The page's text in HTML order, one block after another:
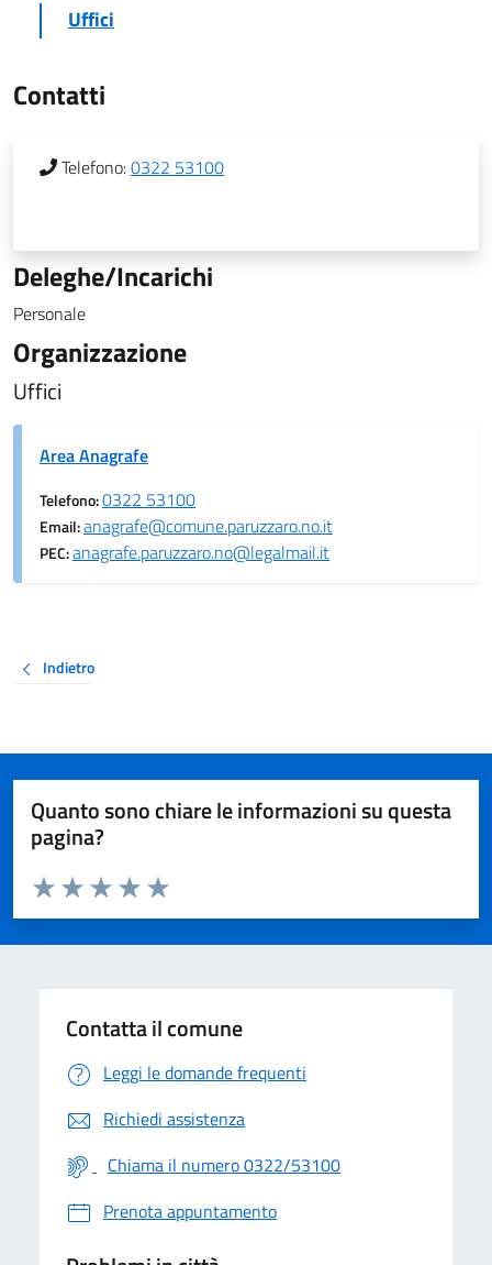
Uffici
Contatti
Telefono:0322 53100
Deleghe/Incarichi
Personale
Organizzazione
Uffici
Area Anagrafe
Telefono:0322 53100
Email:anagrafe@comune.paruzzaro.no.it
PEC:anagrafe.paruzzaro.no@legalmail.it
Indietro
Quanto sono chiare le informazioni su questa
pagina?
Valuta da 1 a 5 stelle la pagina
Valuta 5 stelle su 5
Valuta 4 stelle su 5
Valuta 3 stelle su 5
Valuta 2 stelle su 5
Valuta 1 stelle su 5
Contatta il comune
Leggi le domande frequenti
Richiedi assistenza
Chiama il numero 0322/53100
Prenota appuntamento